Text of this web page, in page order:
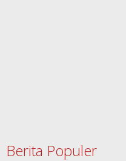
Berita Populer